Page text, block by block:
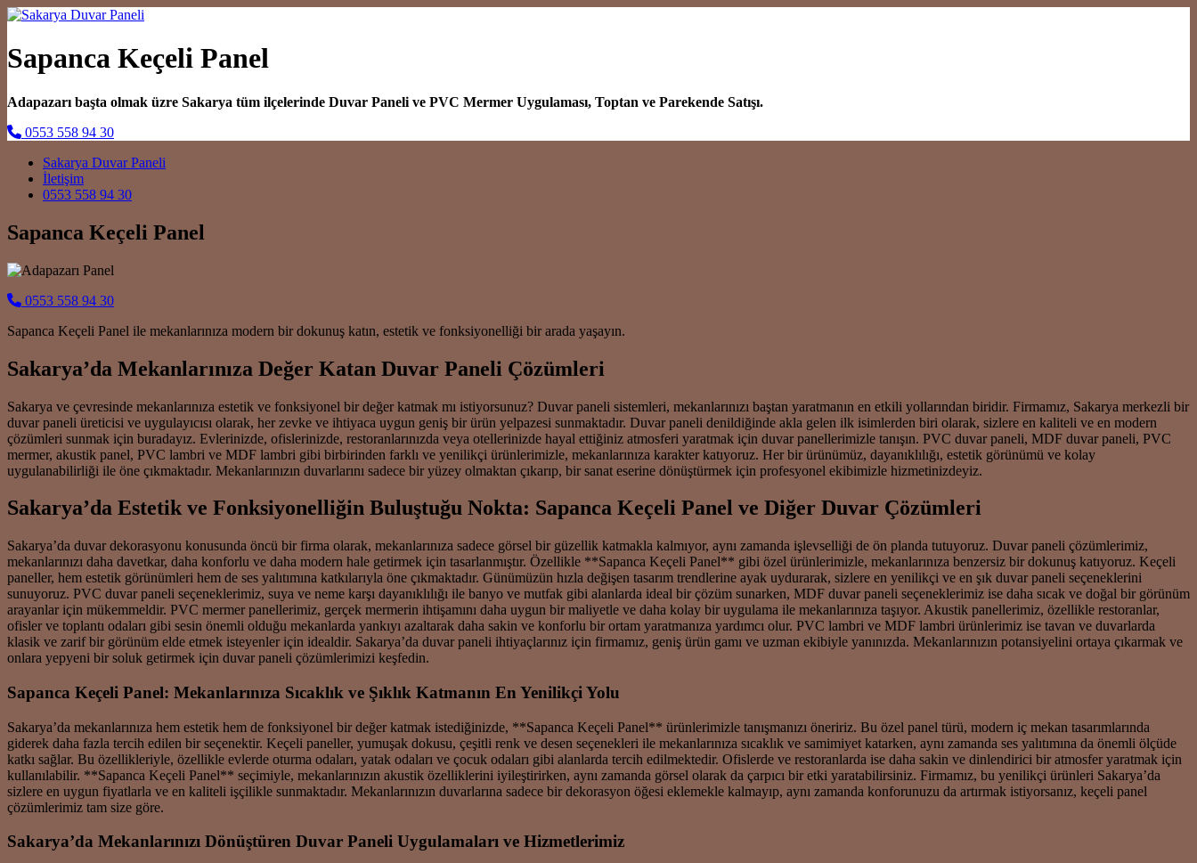
Sapanca Keçeli Panel
Adapazarı başta olmak üzre Sakarya tüm ilçelerinde Duvar Paneli ve PVC Mermer Uygulaması, Toptan ve Parekende Satışı.
0553 558 94 30
Main Navigation
Sakarya Duvar Paneli
İletişim
0553 558 94 30
Sapanca Keçeli Panel
0553 558 94 30
Sapanca Keçeli Panel ile mekanlarınıza modern bir dokunuş katın, estetik ve fonksiyonelliği bir arada yaşayın.
Sakarya’da Mekanlarınıza Değer Katan Duvar Paneli Çözümleri
Sakarya ve çevresinde mekanlarınıza estetik ve fonksiyonel bir değer katmak mı istiyorsunuz? Duvar paneli sistemleri, mekanlarınızı baştan yaratmanın en etkili yollarından biridir. Firmamız, Sakarya merkezli bir
duvar paneli üreticisi ve uygulayıcısı olarak, her zevke ve ihtiyaca uygun geniş bir ürün yelpazesi sunmaktadır. Duvar paneli denildiğinde akla gelen ilk isimlerden biri olarak, sizlere en kaliteli ve en modern
çözümleri sunmak için buradayız. Evlerinizde, ofislerinizde, restoranlarınızda veya otellerinizde hayal ettiğiniz atmosferi yaratmak için duvar panellerimizle tanışın. PVC duvar paneli, MDF duvar paneli, PVC
mermer, akustik panel, PVC lambri ve MDF lambri gibi birbirinden farklı ve yenilikçi ürünlerimizle, mekanlarınıza karakter katıyoruz. Her bir ürünümüz, dayanıklılığı, estetik görünümü ve kolay
uygulanabilirliği ile öne çıkmaktadır. Mekanlarınızın duvarlarını sadece bir yüzey olmaktan çıkarıp, bir sanat eserine dönüştürmek için profesyonel ekibimizle hizmetinizdeyiz.
Sakarya’da Estetik ve Fonksiyonelliğin Buluştuğu Nokta: Sapanca Keçeli Panel ve Diğer Duvar Çözümleri
Sakarya’da duvar dekorasyonu konusunda öncü bir firma olarak, mekanlarınıza sadece görsel bir güzellik katmakla kalmıyor, aynı zamanda işlevselliği de ön planda tutuyoruz. Duvar paneli çözümlerimiz,
mekanlarınızı daha davetkar, daha konforlu ve daha modern hale getirmek için tasarlanmıştır. Özellikle **Sapanca Keçeli Panel** gibi özel ürünlerimizle, mekanlarınıza benzersiz bir dokunuş katıyoruz. Keçeli
paneller, hem estetik görünümleri hem de ses yalıtımına katkılarıyla öne çıkmaktadır. Günümüzün hızla değişen tasarım trendlerine ayak uydurarak, sizlere en yenilikçi ve en şık duvar paneli seçeneklerini
sunuyoruz. PVC duvar paneli seçeneklerimiz, suya ve neme karşı dayanıklılığı ile banyo ve mutfak gibi alanlarda ideal bir çözüm sunarken, MDF duvar paneli seçeneklerimiz ise daha sıcak ve doğal bir görünüm
arayanlar için mükemmeldir. PVC mermer panellerimiz, gerçek mermerin ihtişamını daha uygun bir maliyetle ve daha kolay bir uygulama ile mekanlarınıza taşıyor. Akustik panellerimiz, özellikle restoranlar,
ofisler ve toplantı odaları gibi sesin önemli olduğu mekanlarda yankıyı azaltarak daha sakin ve konforlu bir ortam yaratmanıza yardımcı olur. PVC lambri ve MDF lambri ürünlerimiz ise tavan ve duvarlarda
klasik ve zarif bir görünüm elde etmek isteyenler için idealdir. Sakarya’da duvar paneli ihtiyaçlarınız için firmamız, geniş ürün gamı ve uzman ekibiyle yanınızda. Mekanlarınızın potansiyelini ortaya çıkarmak ve
onlara yepyeni bir soluk getirmek için duvar paneli çözümlerimizi keşfedin.
Sapanca Keçeli Panel: Mekanlarınıza Sıcaklık ve Şıklık Katmanın En Yenilikçi Yolu
Sakarya’da mekanlarınıza hem estetik hem de fonksiyonel bir değer katmak istediğinizde, **Sapanca Keçeli Panel** ürünlerimizle tanışmanızı öneririz. Bu özel panel türü, modern iç mekan tasarımlarında
giderek daha fazla tercih edilen bir seçenektir. Keçeli paneller, yumuşak dokusu, çeşitli renk ve desen seçenekleri ile mekanlarınıza sıcaklık ve samimiyet katarken, aynı zamanda ses yalıtımına da önemli ölçüde
katkı sağlar. Bu özellikleriyle, özellikle evlerde oturma odaları, yatak odaları ve çocuk odaları gibi alanlarda tercih edilmektedir. Ofislerde ve restoranlarda ise daha sakin ve dinlendirici bir atmosfer yaratmak için
kullanılabilir. **Sapanca Keçeli Panel** seçimiyle, mekanlarınızın akustik özelliklerini iyileştirirken, aynı zamanda görsel olarak da çarpıcı bir etki yaratabilirsiniz. Firmamız, bu yenilikçi ürünleri Sakarya’da
sizlere en uygun fiyatlarla ve en kaliteli işçilikle sunmaktadır. Mekanlarınızın duvarlarına sadece bir dekorasyon öğesi eklemekle kalmayıp, aynı zamanda konforunuzu da artırmak istiyorsanız, keçeli panel
çözümlerimiz tam size göre.
Sakarya’da Mekanlarınızı Dönüştüren Duvar Paneli Uygulamaları ve Hizmetlerimiz